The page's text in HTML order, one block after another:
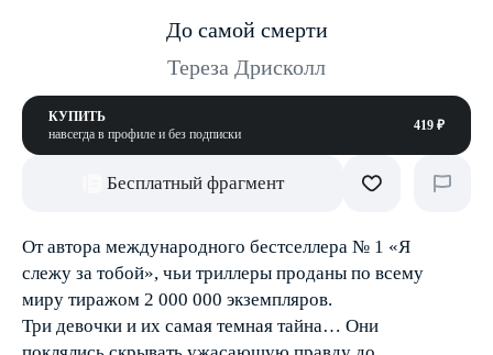
До самой смерти
Тереза Дрисколл
КУПИТЬ
навсегда в профиле и без подписки
419 ₽
Бесплатный фрагмент
От автора международного бестселлера № 1 «Я
слежу за тобой», чьи триллеры проданы по всему
миру тиражом 2 000 000 экземпляров.
Три девочки и их самая темная тайна… Они